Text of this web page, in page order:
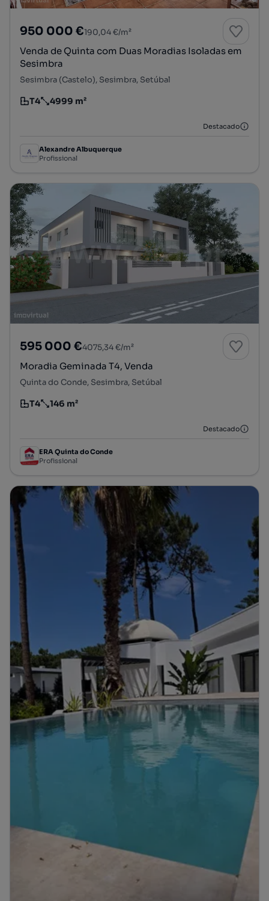
950 000 €190,04 €/m²
Venda de Quinta com Duas Moradias Isoladas em
Sesimbra
Sesimbra (Castelo), Sesimbra, Setúbal
Tipologia
T4
Preço por metro quadrado
4999 m²
Destacado
Alexandre Albuquerque
Profissional
595 000 €4075,34 €/m²
Moradia Geminada T4, Venda
Quinta do Conde, Sesimbra, Setúbal
Tipologia
T4
Preço por metro quadrado
146 m²
Destacado
ERA Quinta do Conde
Profissional